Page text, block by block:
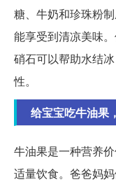
糖、牛奶和珍珠粉
能享受到清凉美味
硝石可以帮助水结
性。
给宝宝吃牛油果
牛油果是一种营养
适量饮食。爸爸妈